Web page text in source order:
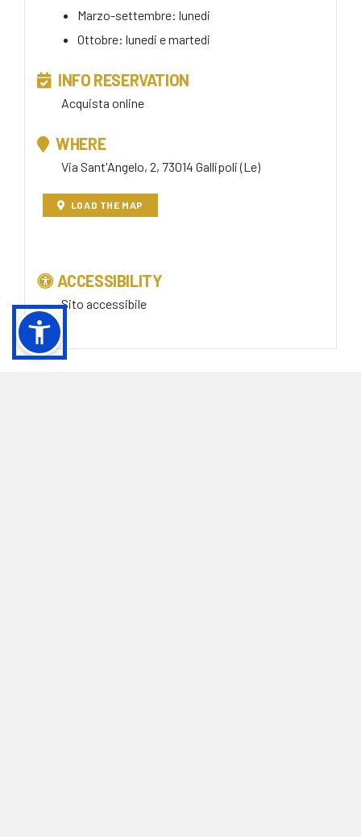
Marzo-settembre: lunedi
Ottobre: lunedi e martedi
INFO RESERVATION
Acquista online
WHERE
Via Sant'Angelo, 2, 73014 Gallipoli (Le)
LOAD THE MAP
ACCESSIBILITY
Sito accessibile